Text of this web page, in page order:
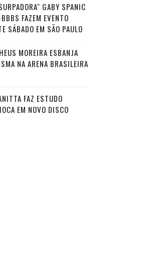
GABY SPANIC
FAZEM EVENTO
SÁBADO EM SÃO PAULO
MOREIRA ESBANJA
NA ARENA BRASILEIRA
FAZ ESTUDO
EM NOVO DISCO